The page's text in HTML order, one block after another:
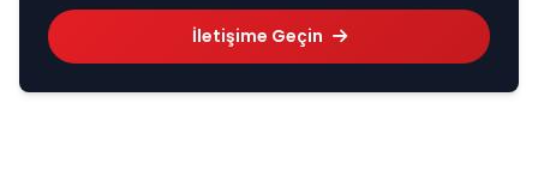
İletişime Geçin